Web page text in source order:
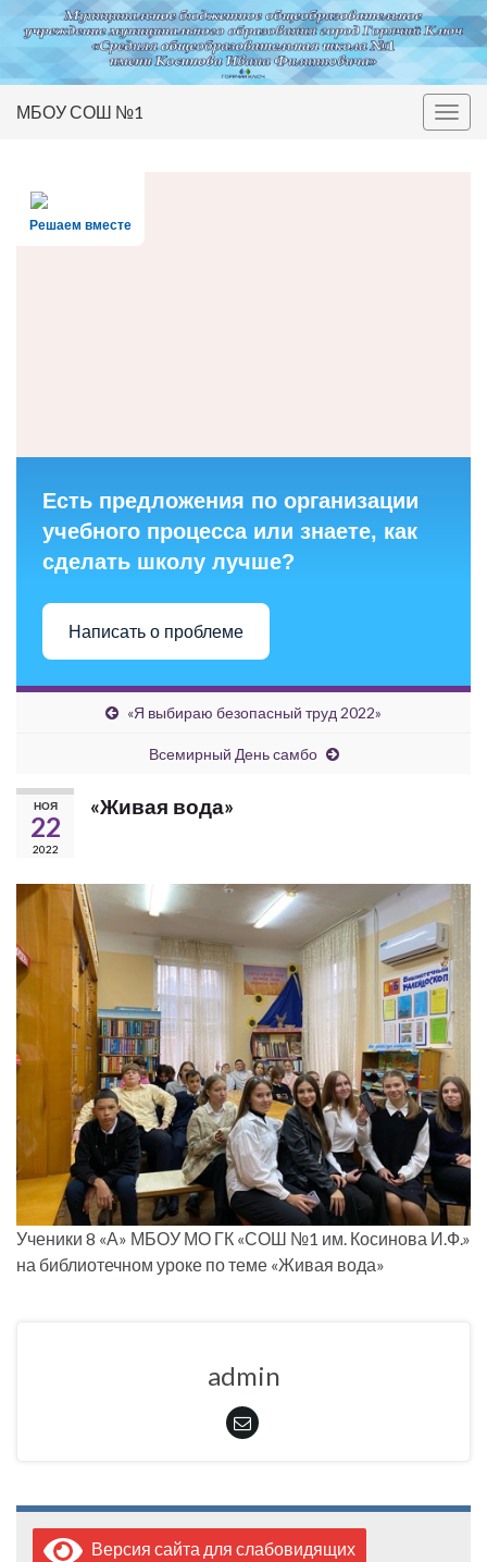
Вкл/
МБОУ СОШ №1
Решаем вместе
Есть предложения по организации
учебного процесса или знаете, как
сделать школу лучше?
Написать о проблеме
«Я выбираю безопасный труд 2022»
Всемирный День самбо
НОЯ
22
2022
«Живая вода»
Ученики 8 «А» МБОУ МО ГК «СОШ №1 им. Косинова И.Ф.»
на библиотечном уроке по теме «Живая вода»
admin
Версия сайта для слабовидящих